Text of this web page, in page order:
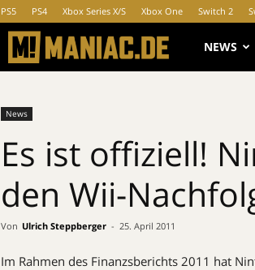
PS5 PS4 Xbox Series X/S Xbox One Switch 2
MANIAC.de
NEWS
News
Es ist offiziell!
den Wii-
Von Ulrich Steppberger - 25. April 2011
Im Rahmen des Finanzsberichts 2011 hat